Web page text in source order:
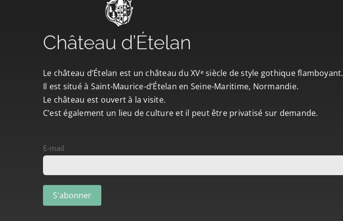
Le château d’Ételan est un château du XVᵉ siècle de style gothique flamboyant.
Il est situé à Saint-Maurice-d’Ételan en Seine-Maritime, Normandie.
Le château est ouvert à la visite.
C’est également un lieu de culture et il peut être privatisé sur demande.
E-mail